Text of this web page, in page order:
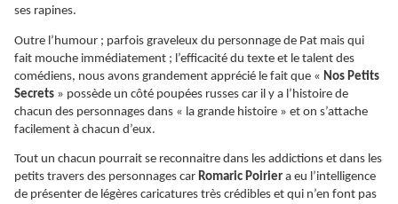
ses rapines.
Outre l’humour ; parfois graveleux du personnage de Pat mais qui
fait mouche immédiatement ; l’efficacité du texte et le talent des
comédiens, nous avons grandement apprécié le fait que « Nos Petits
Secrets » possède un côté poupées russes car il y a l’histoire de
chacun des personnages dans « la grande histoire » et on s’attache
facilement à chacun d’eux.
Tout un chacun pourrait se reconnaitre dans les addictions et dans les
petits travers des personnages car Romaric Poirier a eu l’intelligence
de présenter de légères caricatures très crédibles et qui n’en font pas